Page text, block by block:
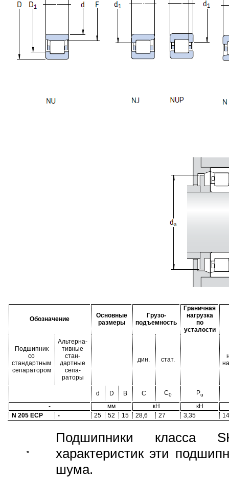
Обозначение
Основные
размеры
Грузо-
подъемность
Граничная
нагрузка
по
усталости
Подшипник
со
стандартным
сепаратором
Альтерна-
тивные
стан-
дартные
сепа-
раторы
дин. стат.
d D B C C0 Pu
- мм кН
кН
N 205 ECP
- 25 52 15 28,6 27 3,35
*
Подшипники класса
характеристик эти
шума.